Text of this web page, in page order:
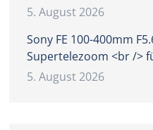
5. August 2026
Sony FE 100-400mm
Supertelezoom <br />
5. August 2026